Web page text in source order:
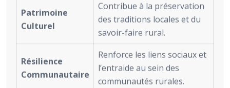
Patrimoine
Culturel
Contribue à la préservation
des traditions locales et du
savoir-faire rural.
Résilience
Communautaire
Renforce les liens sociaux et
l’entraide au sein des
communautés rurales.